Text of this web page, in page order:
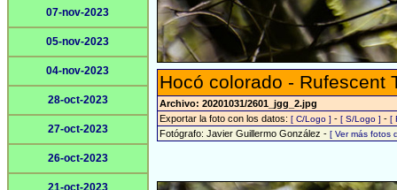
07-nov-2023
05-nov-2023
04-nov-2023
28-oct-2023
27-oct-2023
26-oct-2023
21-oct-2023
Hocó colorado - Rufescent
Archivo: 20201031/2601_jgg_2.jpg
Exportar la foto con los datos: [ C/Logo ] - [ S/Logo ] - [
Fotógrafo: Javier Guillermo González - [ Ver más fotos